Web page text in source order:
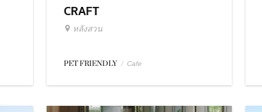
CRAFT
หลังสวน
PET FRIENDLY / Cafe